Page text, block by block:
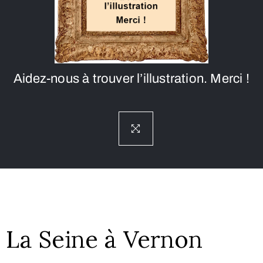
Aidez-nous à trouver l’illustration. Merci !
La Seine à Vernon